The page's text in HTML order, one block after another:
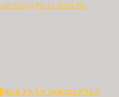
Spring Nr 2 i Butik Nu
MER FRÅN SKRIBENTEN